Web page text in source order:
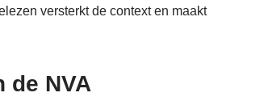
versterkt de context en maakt
de NVA